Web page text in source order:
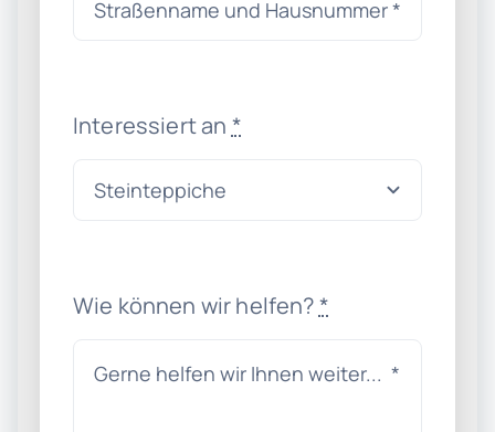
Interessiert an *
Wie können wir helfen?*